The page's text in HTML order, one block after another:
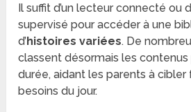
Il suffit d’un lecteur connecté ou
supervisé pour accéder à une
d’histoires variées. De
classent désormais les
durée, aidant les parents à
besoins du jour.